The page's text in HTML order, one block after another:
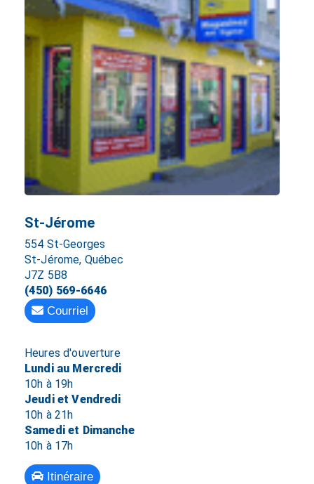
St-Jérome
554 St-Georges
St-Jérome, Québec
J7Z 5B8
(450) 569-6646
Courriel
Heures d'ouverture
Lundi au Mercredi
10h à 19h
Jeudi et Vendredi
10h à 21h
Samedi et Dimanche
10h à 17h
Itinéraire